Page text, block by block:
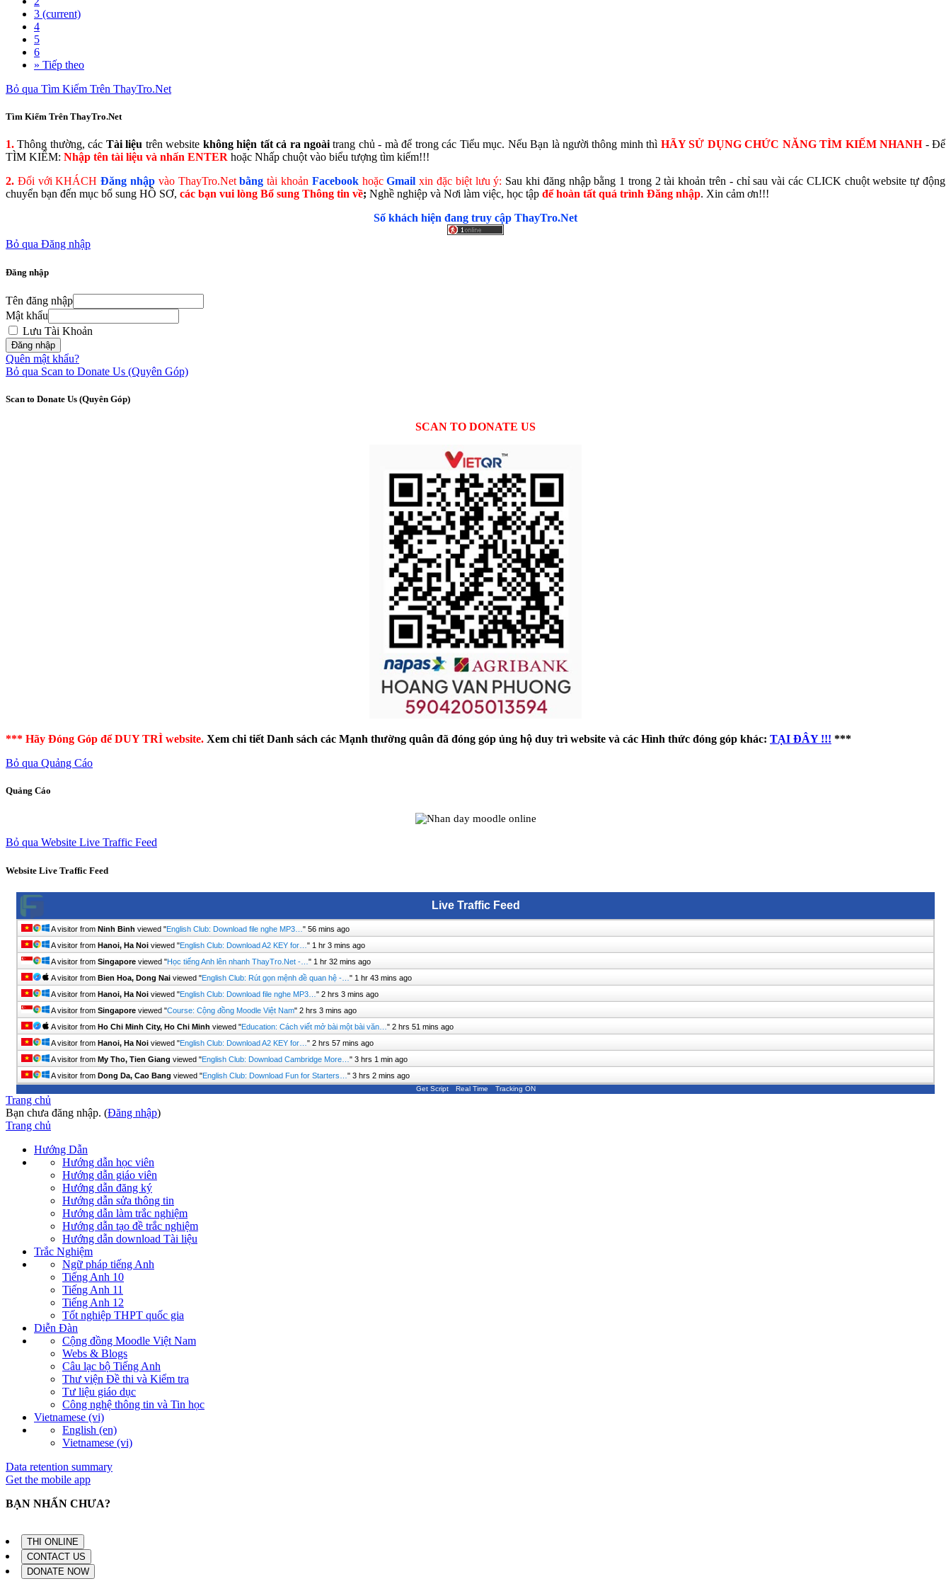
3 (current)
4
5
6
» Tiếp theo
Bỏ qua Tìm Kiếm Trên ThayTro.Net
Tìm Kiếm Trên ThayTro.Net
1. Thông thường, các Tài liệu trên website không hiện tất cả ra ngoài trang chủ - mà để trong các Tiểu mục. Nếu Bạn là người thông minh thì HÃY SỬ DỤNG CHỨC NĂNG TÌM KIẾM NHANH- Để
TÌM KIẾM: Nhập tên tài liệu và nhấn ENTER hoặc Nhấp chuột vào biểu tượng tìm kiếm!!!
2. Đối với KHÁCHĐăng nhậpvào ThayTro.Netbằng tài khoản Facebook hoặcGmail xin đặc biệt lưu ý: Sau khi đăng nhập bằng 1 trong 2 tài khoản trên - chỉ sau vài các CLICK chuột website tự động
chuyển bạn đến mục bổ sung HỒ SƠ, các bạn vui lòng Bổ sung Thông tin về; Nghề nghiệp và Nơi làm việc, học tập để hoàn tất quá trình Đăng nhập. Xin cảm ơn!!!
Số khách hiện đang truy cập ThayTro.Net
Bỏ qua Đăng nhập
Đăng nhập
Tên đăng nhập
Mật khẩu
Lưu Tài Khoản
Quên mật khẩu?
Bỏ qua Scan to Donate Us (Quyên Góp)
Scan to Donate Us (Quyên Góp)
SCAN TO DONATE US
*** Hãy Đóng Góp để DUY TRÌ website. Xem chi tiết Danh sách các Mạnh thường quân đã đóng góp ủng hộ duy trì website và các Hình thức đóng góp khác: TẠI ĐÂY !!! ***
Bỏ qua Quảng Cáo
Quảng Cáo
Bỏ qua Website Live Traffic Feed
Website Live Traffic Feed
Live Traffic Feed
A visitor from Ninh Binh viewed "English Club: Download file nghe MP3… " 56 mins ago
A visitor from Hanoi, Ha Noi viewed "English Club: Download A2 KEY for… " 1 hr 3 mins ago
A visitor from Singapore viewed "Học tiếng Anh lên nhanh ThayTro.Net -… " 1 hr 32 mins ago
A visitor from Bien Hoa, Dong Nai viewed "English Club: Rút gọn mệnh đề quan hệ -… " 1 hr 43 mins ago
A visitor from Hanoi, Ha Noi viewed "English Club: Download file nghe MP3… " 2 hrs 3 mins ago
A visitor from Singapore viewed "Course: Cộng đồng Moodle Việt Nam" 2 hrs 3 mins ago
A visitor from Ho Chi Minh City, Ho Chi Minh viewed "Education: Cách viết mở bài một bài văn… " 2 hrs 51 mins ago
A visitor from Hanoi, Ha Noi viewed "English Club: Download A2 KEY for… " 2 hrs 57 mins ago
A visitor from My Tho, Tien Giang viewed "English Club: Download Cambridge More… " 3 hrs 1 min ago
A visitor from Dong Da, Cao Bang viewed "English Club: Download Fun for Starters… " 3 hrs 2 mins ago
Get Script Real Time Tracking ON
Trang chủ
Bạn chưa đăng nhập. (Đăng nhập)
Trang chủ
Hướng Dẫn
Hướng dẫn học viên
Hướng dẫn giáo viên
Hướng dẫn đăng ký
Hướng dẫn sửa thông tin
Hướng dẫn làm trắc nghiệm
Hướng dẫn tạo đề trắc nghiệm
Hướng dẫn download Tài liệu
Trắc Nghiệm
Ngữ pháp tiếng Anh
Tiếng Anh 10
Tiếng Anh 11
Tiếng Anh 12
Tốt nghiệp THPT quốc gia
Diễn Đàn
Cộng đồng Moodle Việt Nam
Webs & Blogs
Câu lạc bộ Tiếng Anh
Thư viện Đề thi và Kiểm tra
Tư liệu giáo dục
Công nghệ thông tin và Tin học
Vietnamese ‎(vi)‎
English ‎(en)‎
Vietnamese ‎(vi)‎
Data retention summary
Get the mobile app
BẠN NHẤN CHƯA?
THI ONLINE
CONTACT US
DONATE NOW